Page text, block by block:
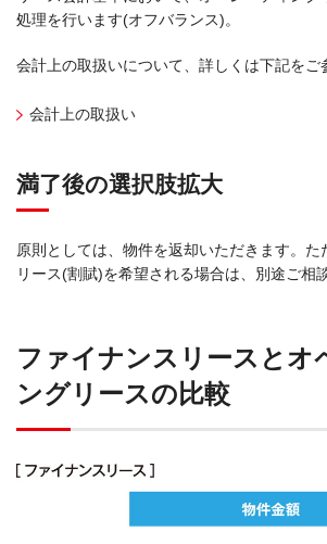
処理を行います(オフバランス)。
会計上の取扱いについて、詳しくは下記をご
会計上の取扱い
満了後の選択肢拡大
原則としては、物件を返却いただきます。た
リース(割賦)を希望される場合は、別途ご相
ファイナンスリースとオ
ングリースの比較